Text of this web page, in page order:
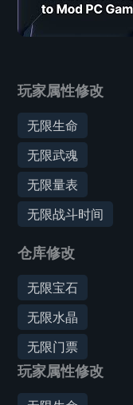
玩家属性修改
无限生命
无限武魂
无限量表
无限战斗时间
仓库修改
无限宝石
无限水晶
无限门票
玩家属性修改